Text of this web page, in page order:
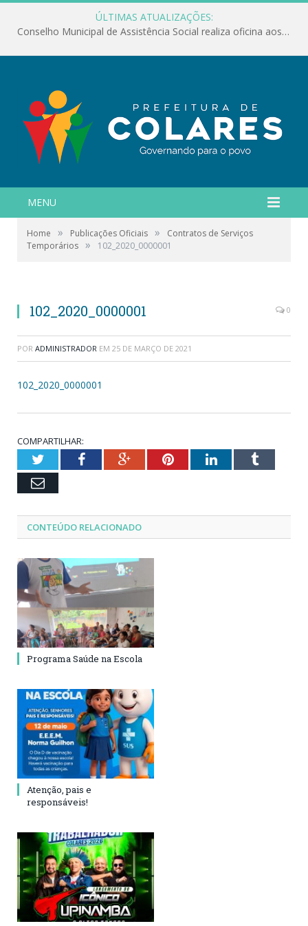
ÚLTIMAS ATUALIZAÇÕES:
Conselho Municipal de Assistência Social realiza oficina aos servidores
MENU
Home » Publicações Oficiais »
Contratos de Serviços
Temporários » 102_2020_0000001
102_2020_0000001 0
POR ADMINISTRADOR EM 25 DE MARÇO DE 2021
102_2020_0000001
COMPARTILHAR:
TwitterFacebookGoogle+PinterestLinkedInTumblr
Email
CONTEÚDO RELACIONADO
Programa Saúde na Escola
Atenção, pais e
responsáveis!